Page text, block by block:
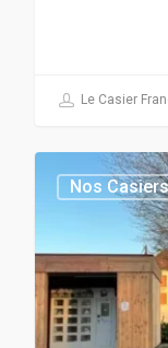
Le Casier
Nos Casiers